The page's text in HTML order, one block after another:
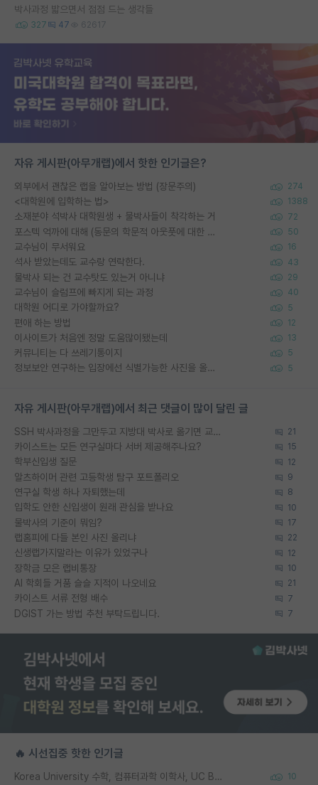
박사과정 밟으면서 점점 드는 생각들
327 47 62617
자유 게시판(아무개랩)에서 핫한 인기글은?
외부에서 괜찮은 랩을 알아보는 방법 (장문주의) 274
<대학원에 입학하는 법> 1388
소재분야 석박사 대학원생 + 물박사들이 착각하는 거 72
포스텍 억까에 대해 (동문의 학문적 아웃풋에 대한 반박) 50
교수님이 무서워요 16
석사 받았는데도 교수랑 연락한다. 43
물박사 되는 건 교수탓도 있는거 아니냐 29
교수님이 슬럼프에 빠지게 되는 과정 40
대학원 어디로 가야할까요? 5
편애 하는 방법 12
이사이트가 처음엔 정말 도움많이됐는데 13
커뮤니티는 다 쓰레기통이지 5
정보보안 연구하는 입장에선 식별가능한 사진을 올리는건 비추이긴함 5
자유 게시판(아무개랩)에서 최근 댓글이 많이 달린 글
SSH 박사과정을 그만두고 지방대 박사로 옮기면 교수의 꿈은 끝일까요? 21
카이스트는 모든 연구실마다 서버 제공해주나요? 15
학부신입생 질문 12
알츠하이머 관련 고등학생 탐구 포트폴리오 9
연구실 학생 하나 자퇴했는데 8
입학도 안한 신입생이 원래 관심을 받나요 10
물박사의 기준이 뭐임? 17
랩홈피에 다들 본인 사진 올리냐 22
신생랩가지말라는 이유가 있었구나 12
장학금 모은 랩비통장 10
AI 학회들 거품 슬슬 지적이 나오네요 21
카이스트 서류 전형 배수 7
DGIST 가는 방법 추천 부탁드립니다. 7
🔥 시선집중 핫한 인기글
Korea University 수학, 컴퓨터과학 이학사, UC Berkeley 산업공학 대학원 공학박사가 되는 것은 쉽지 않겠죠? 10